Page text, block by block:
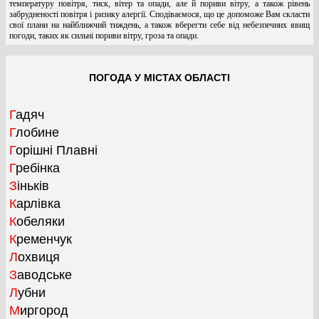
температуру повітря, тиск, вітер та опади, але й пориви вітру, а також рівень
забрудненості повітря і ризику алергії. Сподіваємося, що це допоможе Вам скласти
свої плани на найближчий тиждень, а також вберегти себе від небезпечних явищ
погоди, таких як сильні пориви вітру, гроза та опади.
ПОГОДА У МІСТАХ ОБЛАСТІ
Гадяч
Глобине
Горішні Плавні
Гребінка
Зіньків
Карлівка
Кобеляки
Кременчук
Лохвиця
Заводське
Лубни
Миргород